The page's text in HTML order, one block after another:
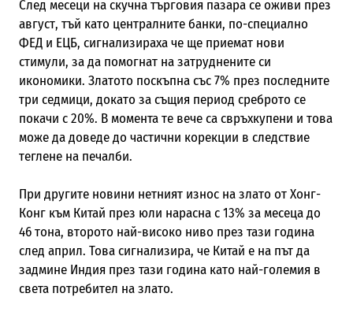
След месеци на скучна търговия пазара се оживи през
август, тъй като централните банки, по-специално
ФЕД и ЕЦБ, сигнализираха че ще приемат нови
стимули, за да помогнат на затруднените си
икономики. Златото поскъпна със 7% през последните
три седмици, докато за същия период среброто се
покачи с 20%. В момента те вече са свръхкупени и това
може да доведе до частични корекции в следствие
теглене на печалби.
При другите новини нетният износ на злато от Хонг-
Конг към Китай през юли нарасна с 13% за месеца до
46 тона, второто най-високо ниво през тази година
след април. Това сигнализира, че Китай е на път да
задмине Индия през тази година като най-големия в
света потребител на злато.